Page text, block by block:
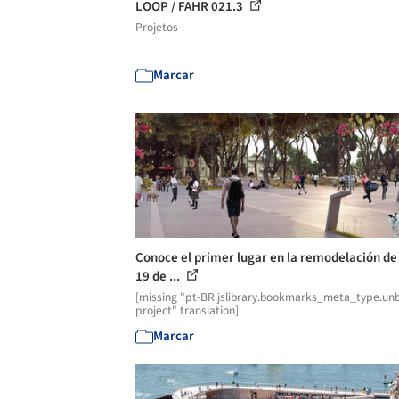
LOOP / FAHR 021.3
Projetos
Marcar
Conoce el primer lugar en la remodelación
19 de ...
[missing "pt-
project" translation]
Marcar